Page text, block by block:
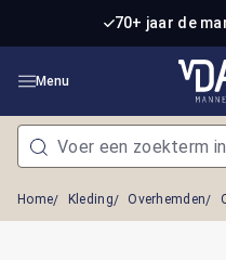
Ga naar de hoofdinhoud
70+ jaar de
Menu
Home Kleding Overhemden